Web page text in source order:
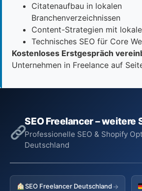
Citatenaufbau in lokalen
Branchenverzeichnissen
Content-Strategien mit
Technisches SEO für Core
Kostenloses Erstgespräch
Unternehmen in Freelance auf
SEO Freelancer – weitere
Professionelle SEO & Shopify
Deutschland
SEO Freelancer Deutschland→